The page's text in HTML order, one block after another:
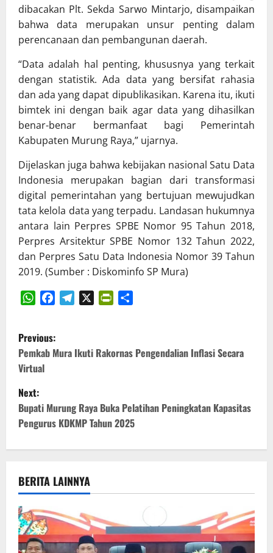
dibacakan Plt. Sekda Sarwo Mintarjo, disampaikan
bahwa data merupakan unsur penting dalam
perencanaan dan pembangunan daerah.
“Data adalah hal penting, khususnya yang terkait
dengan statistik. Ada data yang bersifat rahasia
dan ada yang dapat dipublikasikan. Karena itu, ikuti
bimtek ini dengan baik agar data yang dihasilkan
benar-benar bermanfaat bagi Pemerintah
Kabupaten Murung Raya,” ujarnya.
Dijelaskan juga bahwa kebijakan nasional Satu Data
Indonesia merupakan bagian dari transformasi
digital pemerintahan yang bertujuan mewujudkan
tata kelola data yang terpadu. Landasan hukumnya
antara lain Perpres SPBE Nomor 95 Tahun 2018,
Perpres Arsitektur SPBE Nomor 132 Tahun 2022,
dan Perpres Satu Data Indonesia Nomor 39 Tahun
2019. (Sumber : Diskominfo SP Mura)
P
o
s
t
n
v
i
g
Previous:
Pemkab Mura Ikuti Rakornas Pengendalian Inflasi Secara
Virtual
Next:
Bupati Murung Raya Buka Pelatihan Peningkatan Kapasitas
Pengurus KDKMP Tahun 2025
BERITA LAINNYA